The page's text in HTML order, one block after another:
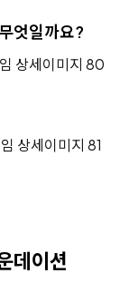
엇일까요?
데이션